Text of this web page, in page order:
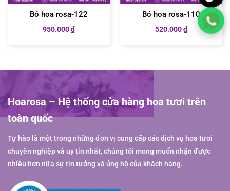
Bó hoa rosa-122
950.000₫
Bó hoa rosa-110
520.000₫
Hoarosa – Hệ thống cửa hàng hoa tươi trên
toàn quốc
Tự hào là một trong những đơn vị cung cấp các dịch vụ hoa tươi
chuyên nghiệp và uy tín nhất, chúng tôi mong muốn nhận được
nhiều hơn nữa sự tin tưởng và ủng hộ của khách hàng.